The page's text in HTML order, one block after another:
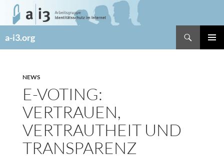
Zum
Inhalt
a-i3.org
NEWS
E-VOTING:
VERTRAUEN,
VERTRAUTHEIT UND
TRANSPARENZ